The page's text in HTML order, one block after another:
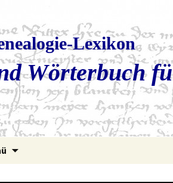
Lexikon
Wörterbuch